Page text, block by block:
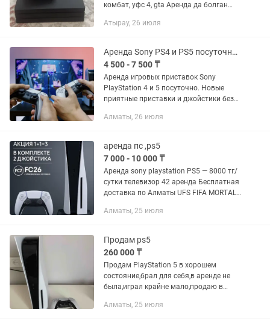
комбат, уфс 4, gta Аренда да болган
Атырау, 26 июля
Аренда Sony PS4 и PS5 посуточно. Новые приставки, хороший сервис!
4 500 - 7 500 ₸
Аренда игровых приставок Sony
PlayStation 4 и 5 посуточно. Новые
приятные приставки и джойстики без
включена. Чем больше берешь - тем
Алматы, 26 июля
аренда пс ,ps5
7 000 - 10 000 ₸
Аренда sony playstation PS5 — 8000 тг/
сутки телевизор 42 аренда Бесплатная
доставка по Алматы UFS FIFA MORTAL
Алматы, 25 июля
Продам ps5
260 000 ₸
Продам PlayStation 5 в хорошем
состояние,брал для себя,в аренде не
была,играл крайне мало,продаю в
большой торг
Алматы, 25 июля